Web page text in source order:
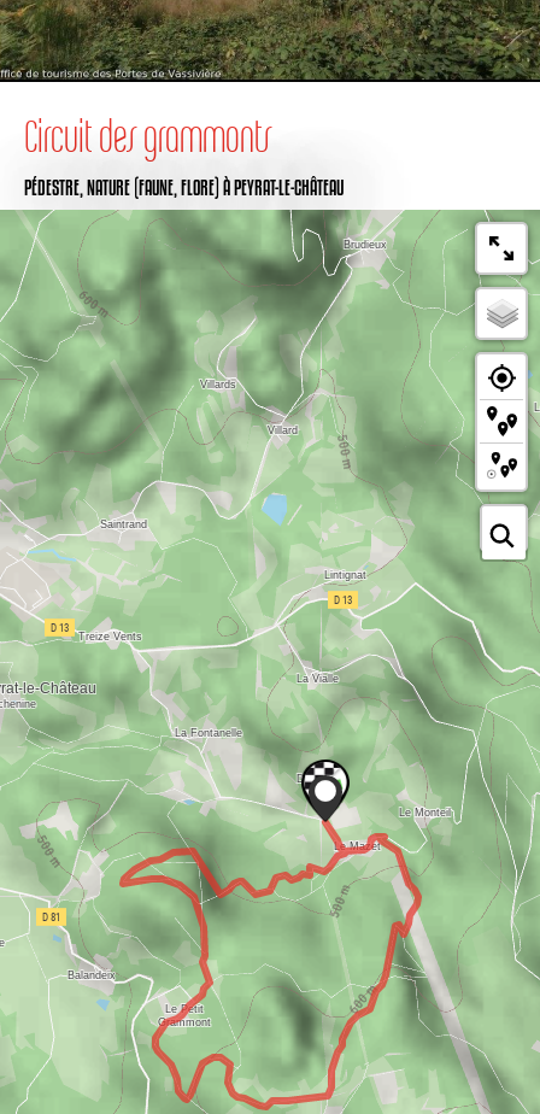
Circuit des grammonts
PÉDESTRE,NATURE (FAUNE, FLORE) À PEYRAT-LE-CHÂTEAU